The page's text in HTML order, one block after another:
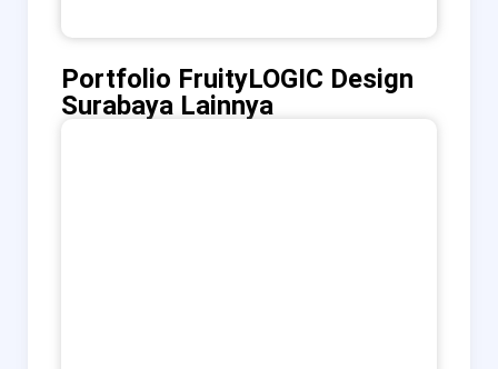
Portfolio FruityLOGIC Design
Surabaya Lainnya